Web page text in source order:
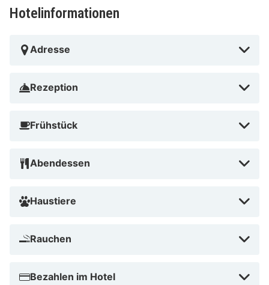
viele Museen. Besuche während deines Aufenthalts im
Frank-Haus und mache eine Bootsfahrt. Vom Postillion
unmittelbarer Nähe eine Vielzahl an
Zaanse Schans oder ein Tagesausflug nach Haarlem
Alkmaar in vollen Zügen genießen.
Hotelinformationen
Adresse
Rezeption
Frühstück
Abendessen
Haustiere
Rauchen
Bezahlen im Hotel